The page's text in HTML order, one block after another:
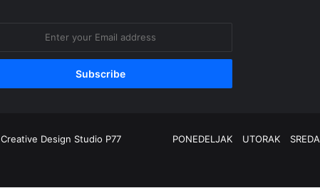
Creative Design Studio P77 PONEDELJAK UTORAK SREDA